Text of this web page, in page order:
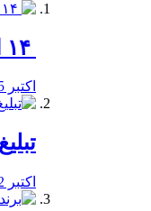
اکتبر 15, 2019
اکتبر 12, 2019